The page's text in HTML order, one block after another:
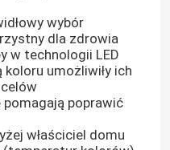
wybór
dla zdrowia
w technologii LED
umożliwiły ich
poprawić
właściciel domu